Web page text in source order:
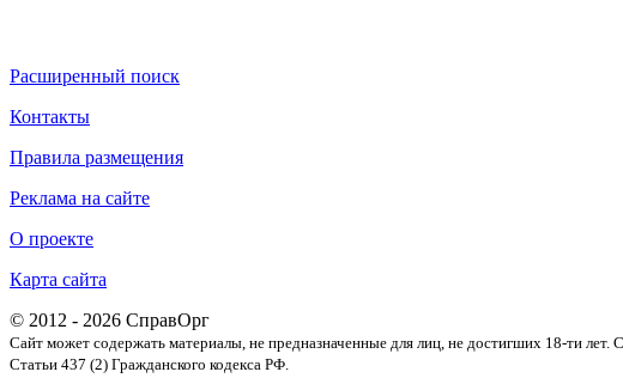
Расширенный поиск
Контакты
Правила размещения
Реклама на сайте
О проекте
Карта сайта
© 2012 - 2026 СправОрг
Сайт может содержать материалы, не предназначенные для лиц, не достигших 18-ти
Статьи 437 (2) Гражданского кодекса РФ.